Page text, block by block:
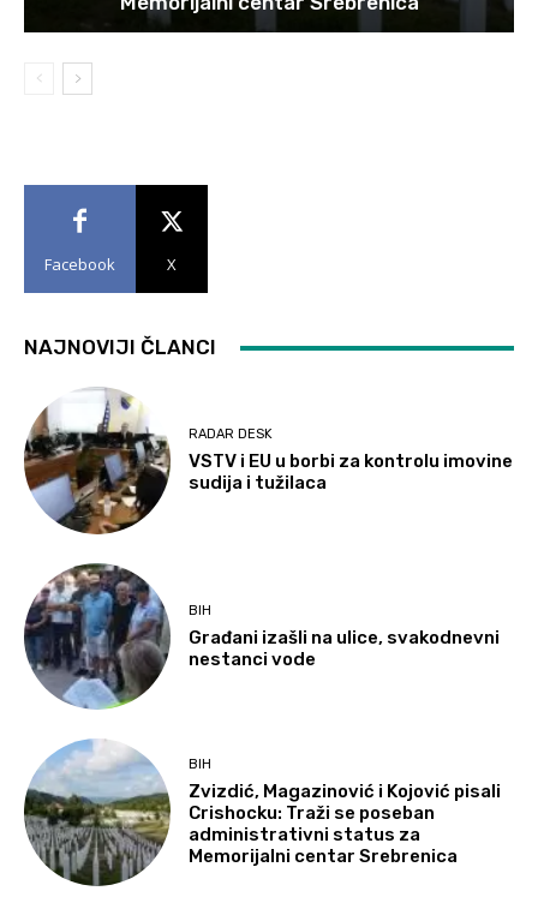
Facebook X
NAJNOVIJI ČLANCI
RADAR DESK
VSTV i EU u borbi za kontrolu imovine
sudija i tužilaca
BIH
Građani izašli na ulice, svakodnevni
nestanci vode
BIH
Zvizdić, Magazinović i Kojović pisali
Crishocku: Traži se poseban
administrativni status za
Memorijalni centar Srebrenica